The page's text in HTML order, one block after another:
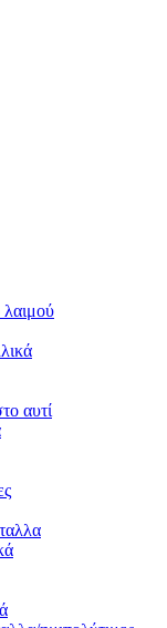
αυτί